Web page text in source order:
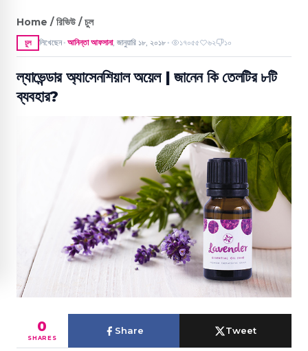
Home / রিভিউ / চুল
চুল লিখেছেন ● আনিন্তা আফসানা,জানুয়ারি ১৮, ২০১৮ ● ১৭০৫৫ ৬২ ১০
ল্যাভেন্ডার অ্যাসেনশিয়াল অয়েল | জানেন কি তেলটির ৮টি
ব্যবহার?
0
SHARES
Share Tweet